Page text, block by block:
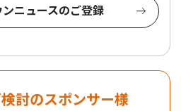
ニュースのご登録
討のスポンサー様